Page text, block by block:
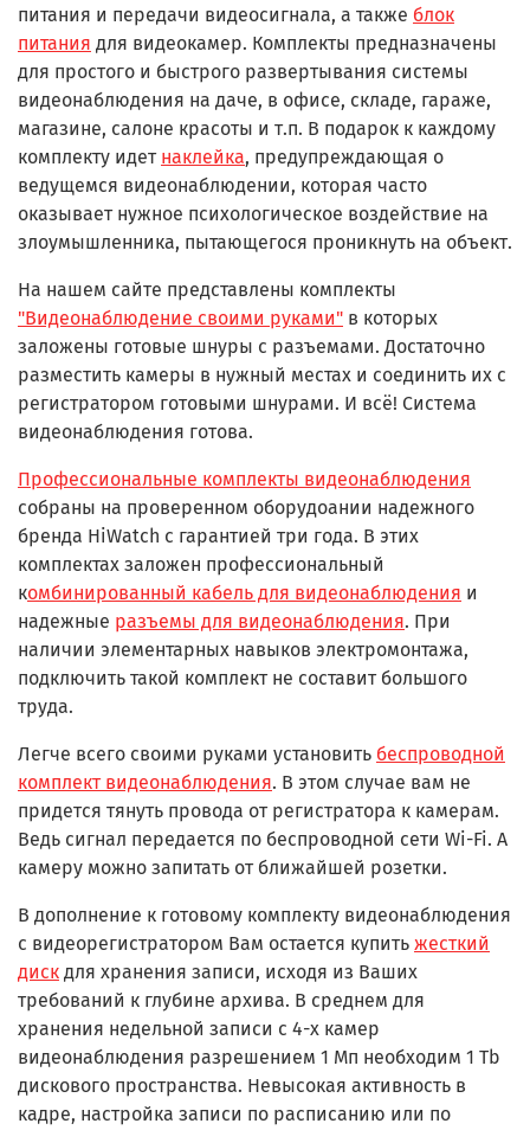
питания и передачи видеосигнала, а также блок
питания для видеокамер. Комплекты предназначены
для простого и быстрого развертывания системы
видеонаблюдения на даче, в офисе, складе, гараже,
магазине, салоне красоты и т.п. В подарок к каждому
комплекту идет наклейка, предупреждающая о
ведущемся видеонаблюдении, которая часто
оказывает нужное психологическое воздействие на
злоумышленника, пытающегося проникнуть на объект.
На нашем сайте представлены комплекты
"Видеонаблюдение своими руками" в которых
заложены готовые шнуры с разъемами. Достаточно
разместить камеры в нужный местах и соединить их с
регистратором готовыми шнурами. И всё! Система
видеонаблюдения готова.
Профессиональные комплекты видеонаблюдения
собраны на проверенном оборудоании надежного
бренда HiWatch с гарантией три года. В этих
комплектах заложен профессиональный
комбинированный кабель для видеонаблюдения и
надежные разъемы для видеонаблюдения. При
наличии элементарных навыков электромонтажа,
подключить такой комплект не составит большого
труда.
Легче всего своими руками установить беспроводной
комплект видеонаблюдения. В этом случае вам не
придется тянуть провода от регистратора к камерам.
Ведь сигнал передается по беспроводной сети Wi-Fi. А
камеру можно запитать от ближайшей розетки.
В дополнение к готовому комплекту видеонаблюдения
с видеорегистратором Вам остается купить жесткий
диск для хранения записи, исходя из Ваших
требований к глубине архива. В среднем для
хранения недельной записи с 4-х камер
видеонаблюдения разрешением 1 Мп необходим 1 Tb
дискового пространства. Невысокая активность в
кадре, настройка записи по расписанию или по